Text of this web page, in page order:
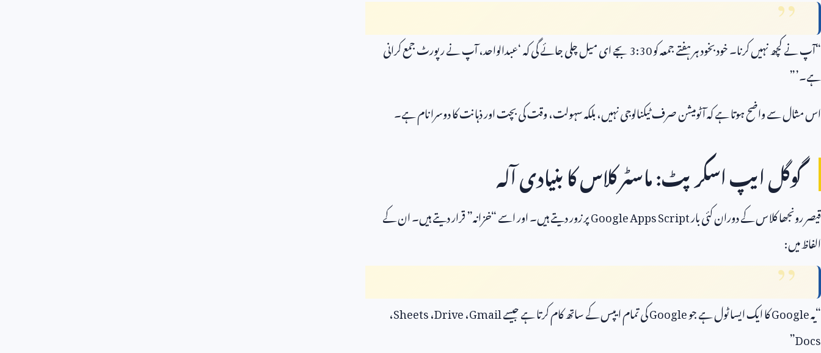
“آپ نے کچھ نہیں کرنا۔ خودبخود ہر ہفتے جمعہ کو3:30بجے ای میل چلی جائے گی کہ ‘عبدالواحد، آپ نے رپورٹ جمع کرانی
ہے۔’”
اس مثال سے واضح ہوتا ہے کہ آٹومیشن صرف ٹیکنالوجی نہیں، بلکہ سہولت، وقت کی بچت اور ذہانت کا دوسرا نام ہے۔
گوگل ایپ اسکرپٹ: ماسٹر کلاس کا بنیادی آلہ
قیصر رونجھا کلاس کے دوران کئی بارGoogle Apps Scriptپر زور دیتے ہیں۔ اور اسے “خزانہ” قرار دیتے ہیں۔ ان کے
الفاظ میں:
“یہGoogleکا ایک ایسا ٹول ہے جوGoogleکی تمام ایپس کے ساتھ کام کرتا ہے جیسےGmail،Drive،Sheets،
Docs
”